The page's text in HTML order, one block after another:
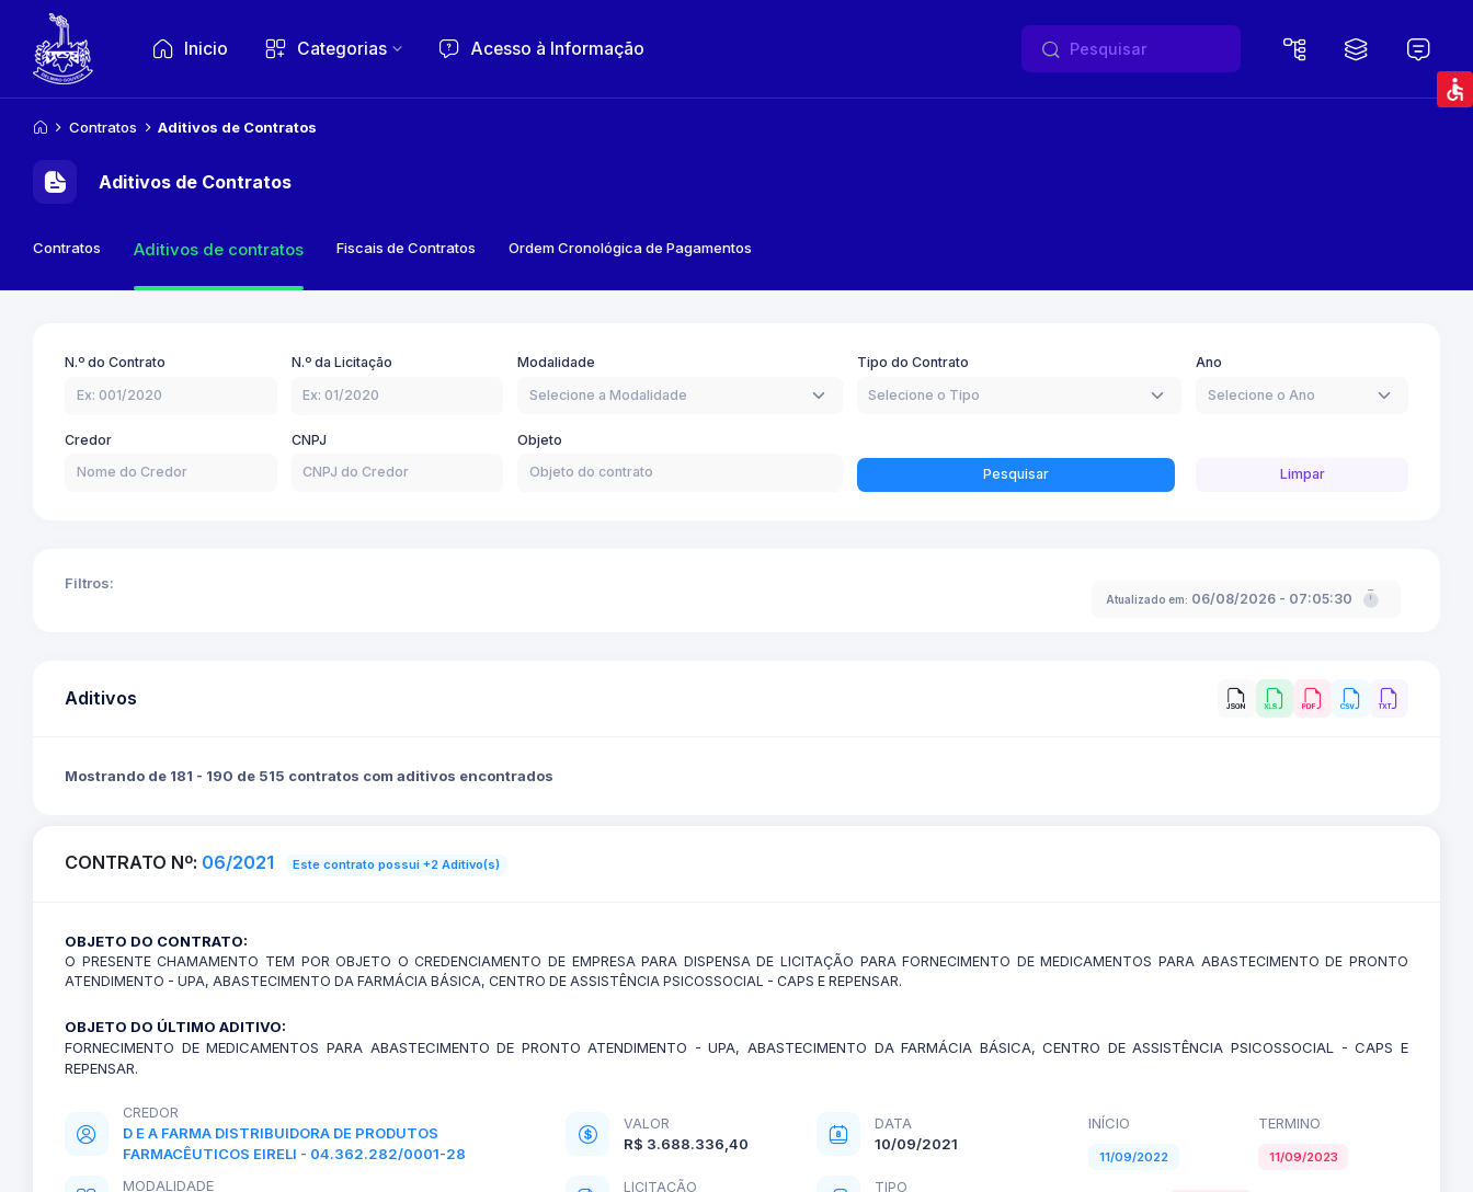
Inicio Categorias Acesso à Informação
Contratos Aditivos de Contratos
Aditivos de Contratos
Contratos Aditivos de contratos Fiscais de Contratos Ordem Cronológica de Pagamentos
N.º do Contrato N.º da Licitação
Modalidade
Selecione a Modalidade
Tipo do Contrato
Selecione o Tipo
Ano
Selecione o Ano
Credor CNPJ Objeto
Pesquisar Limpar
Filtros:
Atualizado em: 06/08/2026 - 07:05:30
Aditivos
Mostrando de 181 - 190 de 515 contratos com aditivos encontrados
CONTRATO Nº: 06/2021 Este contrato possui +2 Aditivo(s)
OBJETO DO CONTRATO:
O PRESENTE CHAMAMENTO TEM POR OBJETO O CREDENCIAMENTO DE EMPRESA PARA DISPENSA DE LICITAÇÃO PARA FORNECIMENTO DE MEDICAMENTOS PARA ABASTECIMENTO DE PRONTO
ATENDIMENTO - UPA, ABASTECIMENTO DA FARMÁCIA BÁSICA, CENTRO DE ASSISTÊNCIA PSICOSSOCIAL - CAPS E REPENSAR.
OBJETO DO ÚLTIMO ADITIVO:
FORNECIMENTO DE MEDICAMENTOS PARA ABASTECIMENTO DE PRONTO ATENDIMENTO - UPA, ABASTECIMENTO DA FARMÁCIA BÁSICA, CENTRO DE ASSISTÊNCIA PSICOSSOCIAL - CAPS E
REPENSAR.
CREDOR
D E A FARMA DISTRIBUIDORA DE PRODUTOS
FARMACÊUTICOS EIRELI - 04.362.282/0001-28
VALOR
R$ 3.688.336,40
DATA
10/09/2021
MODALIDADE LICITAÇÃO TIPO
INÍCIO TERMINO
11/09/2022 11/09/2023